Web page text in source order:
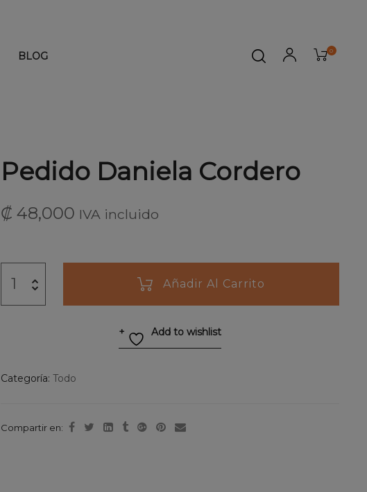
BLOG 0
Pedido Daniela Cordero
₡ 48,000 IVA incluido
Añadir Al Carrito
Add to wishlist
Categoría:Todo
Compartir en: